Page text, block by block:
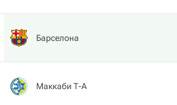
Барселона
Маккаби Т-А